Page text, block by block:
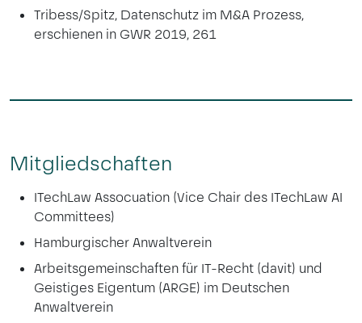
Tribess/Spitz, Datenschutz im M&A Prozess,
erschienen in GWR 2019, 261
Mitgliedschaften
ITechLaw Assocuation (Vice Chair des ITechLaw AI
Committees)
Hamburgischer Anwaltverein
Arbeitsgemeinschaften für IT-Recht (davit) und
Geistiges Eigentum (ARGE) im Deutschen
Anwaltverein